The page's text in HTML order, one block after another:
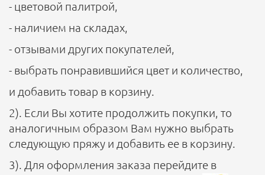
- цветовой палитрой,
- наличием на складах,
- отзывами других покупателей,
- выбрать понравившийся цвет и количество,
и добавить товар в корзину.
2). Если Вы хотите продолжить покупки, то
аналогичным образом Вам нужно выбрать
следующую пряжу и добавить ее в корзину.
3). Для оформления заказа перейдите в